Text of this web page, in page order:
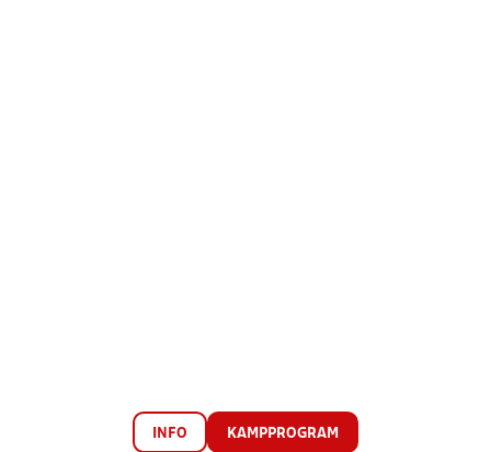
INFO KAMPPROGRAM